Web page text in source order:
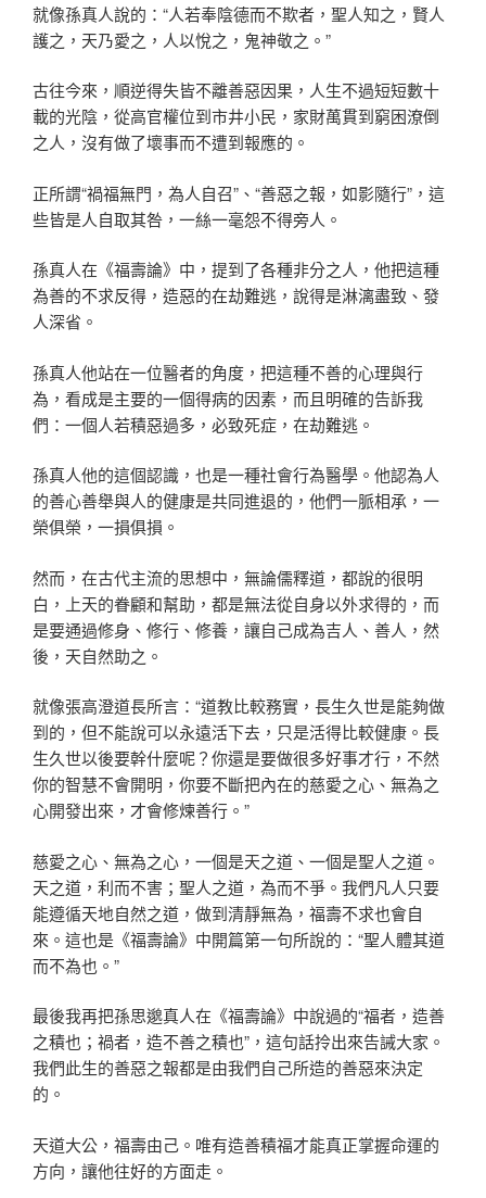
就像孫真人說的：“人若奉陰德而不欺者，聖人知之，賢人
護之，天乃愛之，人以悅之，鬼神敬之。”
古往今來，順逆得失皆不離善惡因果，人生不過短短數十
載的光陰，從高官權位到市井小民，家財萬貫到窮困潦倒
之人，沒有做了壞事而不遭到報應的。
正所謂“禍福無門，為人自召”、“善惡之報，如影隨行”，這
些皆是人自取其咎，一絲一毫怨不得旁人。
孫真人在《福壽論》中，提到了各種非分之人，他把這種
為善的不求反得，造惡的在劫難逃，說得是淋漓盡致、發
人深省。
孫真人他站在一位醫者的角度，把這種不善的心理與行
為，看成是主要的一個得病的因素，而且明確的告訴我
們：一個人若積惡過多，必致死症，在劫難逃。
孫真人他的這個認識，也是一種社會行為醫學。他認為人
的善心善舉與人的健康是共同進退的，他們一脈相承，一
榮俱榮，一損俱損。
然而，在古代主流的思想中，無論儒釋道，都說的很明
白，上天的眷顧和幫助，都是無法從自身以外求得的，而
是要通過修身、修行、修養，讓自己成為吉人、善人，然
後，天自然助之。
就像張高澄道長所言：“道教比較務實，長生久世是能夠做
到的，但不能說可以永遠活下去，只是活得比較健康。長
生久世以後要幹什麼呢？你還是要做很多好事才行，不然
你的智慧不會開明，你要不斷把內在的慈愛之心、無為之
心開發出來，才會修煉善行。”
慈愛之心、無為之心，一個是天之道、一個是聖人之道。
天之道，利而不害；聖人之道，為而不爭。我們凡人只要
能遵循天地自然之道，做到清靜無為，福壽不求也會自
來。這也是《福壽論》中開篇第一句所說的：“聖人體其道
而不為也。”
最後我再把孫思邈真人在《福壽論》中說過的“福者，造善
之積也；禍者，造不善之積也”，這句話拎出來告誡大家。
我們此生的善惡之報都是由我們自己所造的善惡來決定
的。
天道大公，福壽由己。唯有造善積福才能真正掌握命運的
方向，讓他往好的方面走。